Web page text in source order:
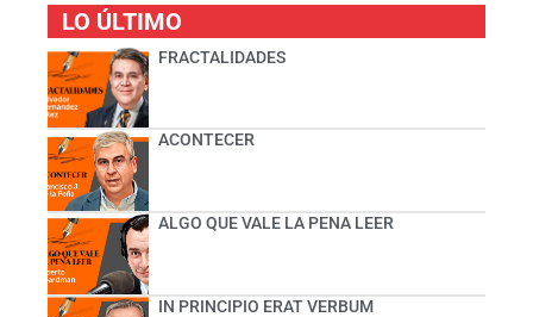
LO ÚLTIMO
FRACTALIDADES
ACONTECER
ALGO QUE VALE LA PENA LEER
IN PRINCIPIO ERAT VERBUM